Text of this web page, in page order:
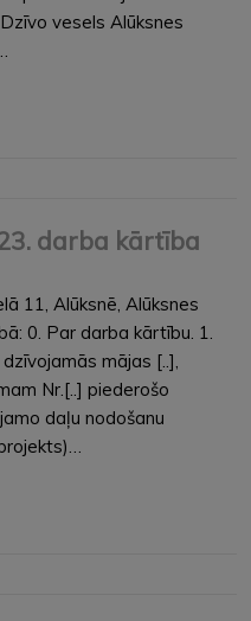
vesels Alūksnes
darba kārtība
11, Alūksnē, Alūksnes
0. Par darba kārtību. 1.
mājas [..],
Nr.[..] piederošo
daļu nodošanu